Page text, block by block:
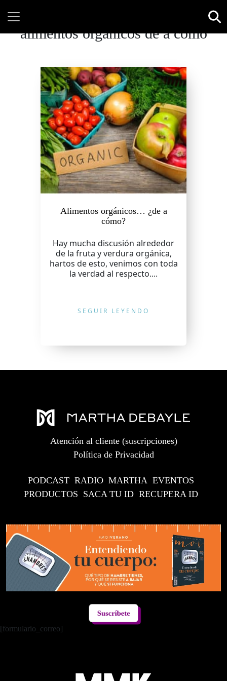
alimentos orgánicos de a cómo
Alimentos orgánicos… ¿de a
cómo?
Hay mucha discusión alrededor
de la fruta y verdura orgánica,
hartos de esto, venimos con toda
la verdad al respecto....
SEGUIR LEYENDO
Atención al cliente (suscripciones)
Política de Privacidad
PODCAST RADIO MARTHA EVENTOS
PRODUCTOS SACA TU ID RECUPERA ID
Suscríbete
[formulario_correo]